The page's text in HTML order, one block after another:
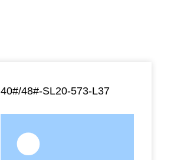
40#/48#-SL20-573-L37